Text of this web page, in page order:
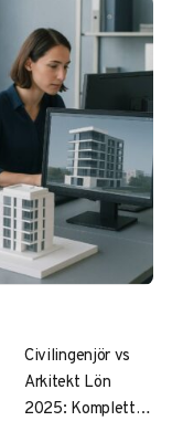
46 200 kr/mån
med faktorer som
påverkar,
regionala
skillnader och tips
för
löneförhandling.
Civilingenjör vs
Arkitekt Lön
2025: Komplett